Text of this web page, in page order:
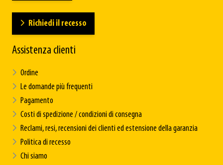
Richiedi il recesso
Assistenza clienti
Ordine
Le domande più frequenti
Pagamento
Costi di spedizione / condizioni di consegna
Reclami, resi, recensioni dei clienti ed estensione della garanzia
Politica di recesso
Chi siamo